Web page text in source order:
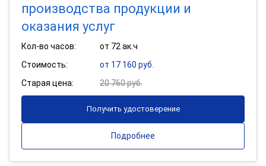
производства продукции и
оказания услуг
Кол-во часов:
от 72 ак.ч
Стоимость:
от 17 160 руб.
Старая цена:
20 760 руб.
Получить удостоверение
Подробнее